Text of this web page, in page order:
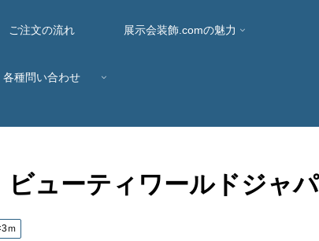
ご注文の流れ 展示会装飾.comの魅力
各種問い合わせ
ビューティワールドジャ
ｍ